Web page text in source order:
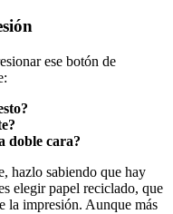
ese botón de
doble cara?
hazlo sabiendo que hay
elegir papel reciclado, que
la impresión. Aunque más